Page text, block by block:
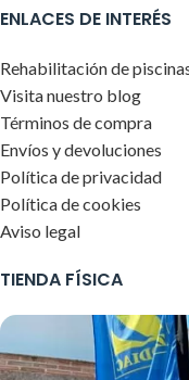
ENLACES DE INTERÉS
Rehabilitación de
Visita nuestro blog
Términos de compra
Envíos y devoluciones
Política de privacidad
Política de cookies
Aviso legal
TIENDA FÍSICA